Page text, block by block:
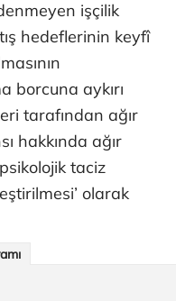
işçilik
hedeflerinin keyfî
borcuna aykırı
tarafından ağır
hakkında ağır
taciz
olarak